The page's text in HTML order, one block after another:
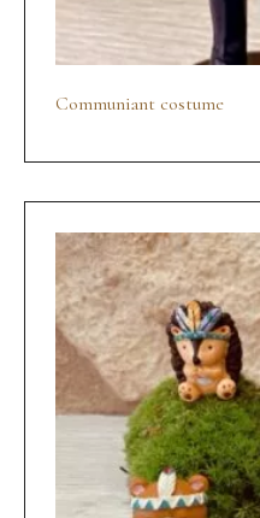
Communiant costume